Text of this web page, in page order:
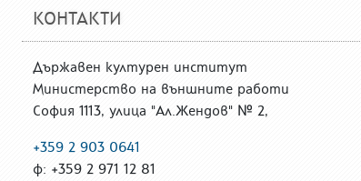
КОНТАКТИ
Държавен културен институт
Министерство на външните работи
София 1113, улица "Ал.Жендов" № 2,
+359 2 903 0641
ф: +359 2 971 12 81